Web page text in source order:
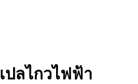
เปลไกวไฟฟ้า